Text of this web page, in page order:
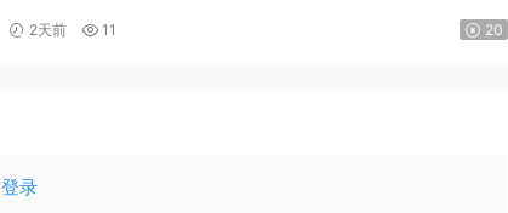
字幕][MKV/11.47GiB][1080p.BluRay.x264.DTS-WiKi]
2天前 11 20
登录